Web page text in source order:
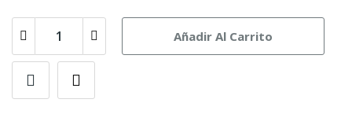
Añadir Al Carrito